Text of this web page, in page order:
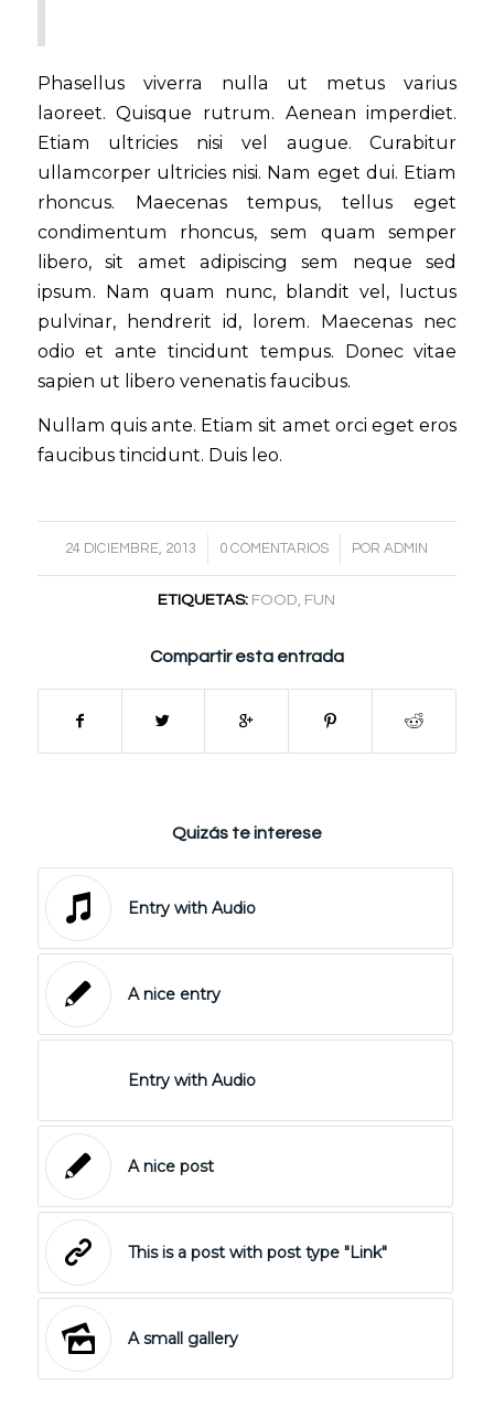
Phasellus viverra nulla ut metus varius
laoreet. Quisque rutrum. Aenean imperdiet.
Etiam ultricies nisi vel augue. Curabitur
ullamcorper ultricies nisi. Nam eget dui. Etiam
rhoncus. Maecenas tempus, tellus eget
condimentum rhoncus, sem quam semper
libero, sit amet adipiscing sem neque sed
ipsum. Nam quam nunc, blandit vel, luctus
pulvinar, hendrerit id, lorem. Maecenas nec
odio et ante tincidunt tempus. Donec vitae
sapien ut libero venenatis faucibus.
Nullam quis ante. Etiam sit amet orci eget eros
faucibus tincidunt. Duis leo.
24 DICIEMBRE, 2013
/ 0 COMENTARIOS
/ PORADMIN
ETIQUETAS: FOOD FUN
Compartir esta entrada
Quizás te interese
Entry with Audio
A nice entry
Entry with Audio
A nice post
This is a post with post type "Link"
A small gallery